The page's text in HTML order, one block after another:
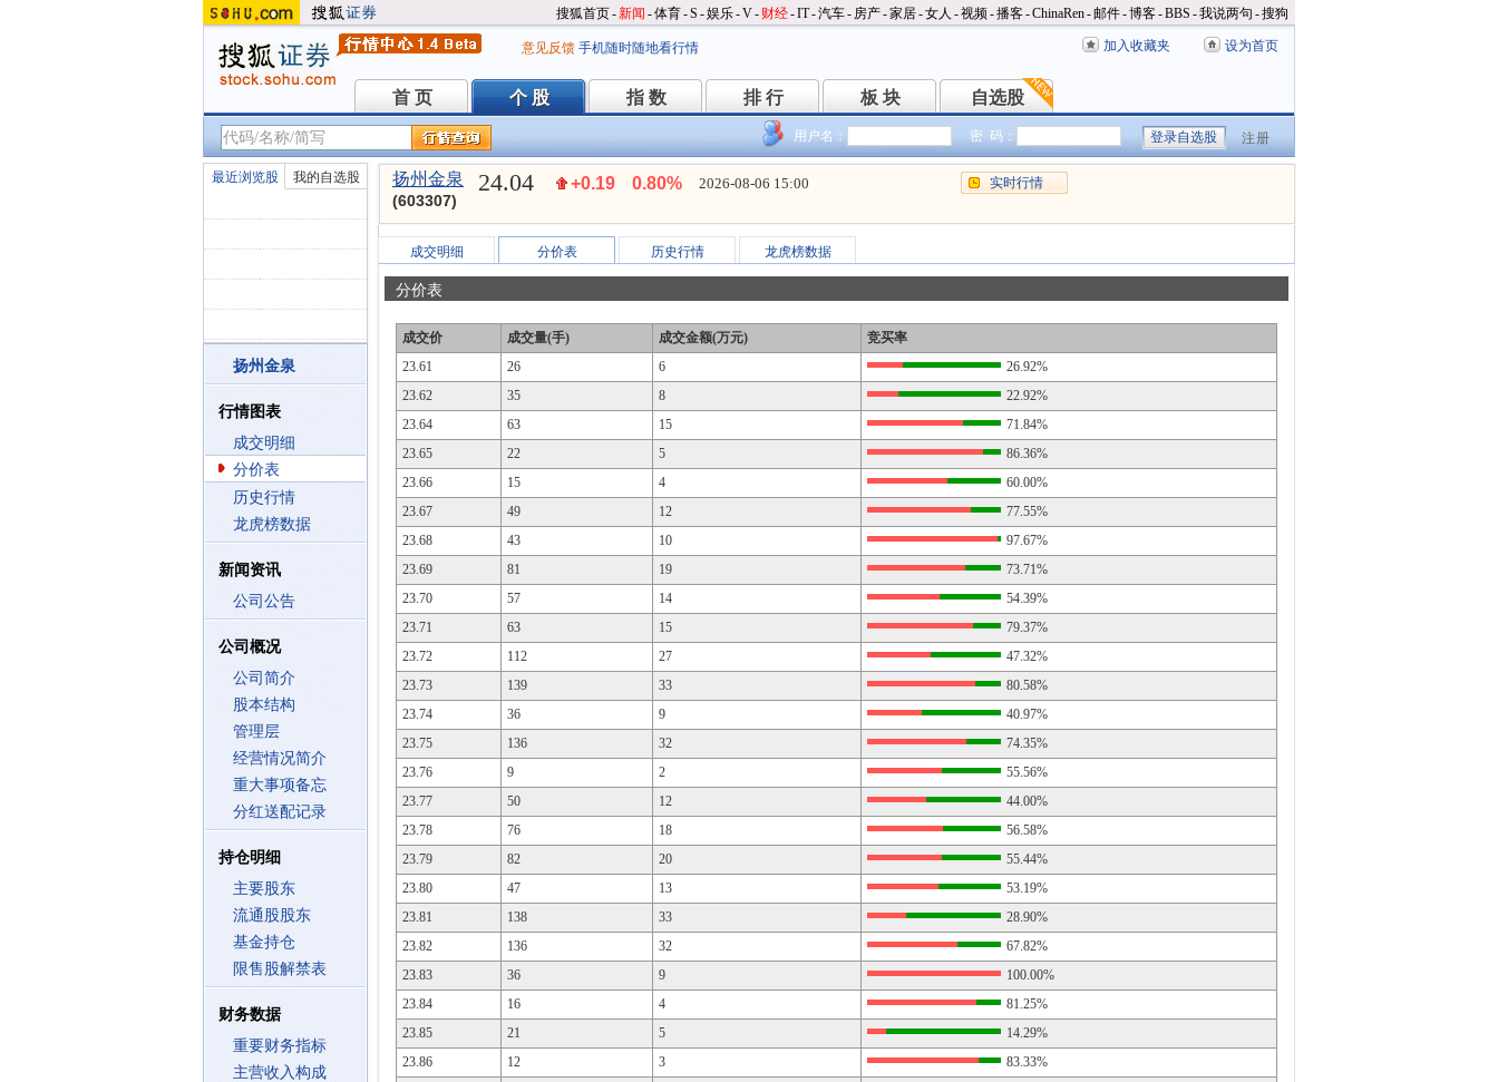
搜狐首页-新闻 -体育-S -娱乐-V- 财经-IT-汽车- 房产-家居-女人 -视频-播客-ChinaRen-邮件-博客-BBS -我说两句 -搜狗
意见反馈 手机随时随地看行情 加入收藏夹 设为首页
首 页
首 页 个 股
个 股 指 数
指 数 排 行
排 行 板 块
板 块 自选股
自选股
用户名： 密 码： 注册
最近浏览股 我的自选股
扬州金泉
行情图表
成交明细
分价表
历史行情
龙虎榜数据
新闻资讯
公司公告
公司概况
公司简介
股本结构
管理层
经营情况简介
重大事项备忘
分红送配记录
持仓明细
主要股东
流通股股东
基金持仓
限售股解禁表
财务数据
重要财务指标
主营收入构成
扬州金泉
(603307)
24.04 +0.19 0.80% 2026-08-06 15:00 实时行情
成交明细 分价表 历史行情 龙虎榜数据
分价表
成交价 成交量(手) 成交金额(万元)
竞买率
23.61
26 6
26.92%
23.62
35 8
22.92%
23.64
63 15
71.84%
23.65
22 5
86.36%
23.66
15 4
60.00%
23.67
49 12
77.55%
23.68
43 10
97.67%
23.69
81 19
73.71%
23.70
57 14
54.39%
23.71
63 15
79.37%
23.72
112 27
47.32%
23.73
139 33
80.58%
23.74
36 9
40.97%
23.75
136 32
74.35%
23.76
9 2
55.56%
23.77
50 12
44.00%
23.78
76 18
56.58%
23.79
82 20
55.44%
23.80
47 13
53.19%
23.81
138 33
28.90%
23.82
136 32
67.82%
23.83
36 9
100.00%
23.84
16 4
81.25%
23.85
21 5
14.29%
23.86
12 3
83.33%